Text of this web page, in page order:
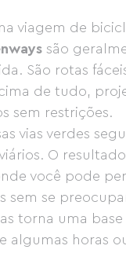
viagem de
são
São rotas
de tudo,
sem restrições.
vias verdes
O
você pode
sem se
torna uma
algumas horas